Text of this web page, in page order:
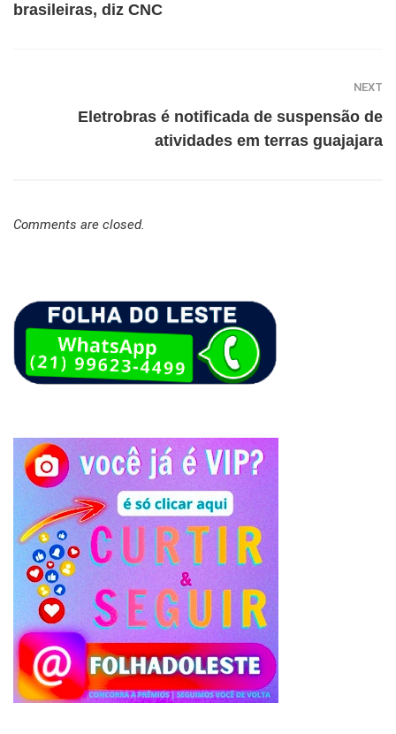
brasileiras, diz CNC
NEXT
Eletrobras é notificada de suspensão de
atividades em terras guajajara
Comments are closed.